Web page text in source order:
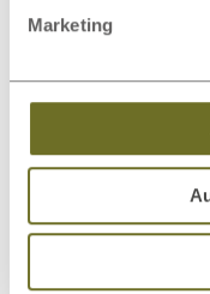
Marketing
Ähnliche